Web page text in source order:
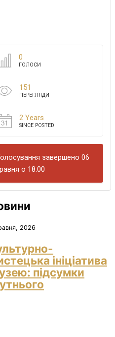
0
ГОЛОСИ
151
ПЕРЕГЛЯДИ
2 Years
SINCE POSTED
завершено 06
о 18:00
2026
ініціатива
підсумки